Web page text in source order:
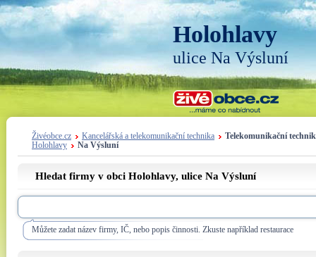
Holohlavy
ulice Na Výsluní
Živéobce.cz Kancelářská a telekomunikační technika
Telekomunikační
Holohlavy
Na Výsluní
Hledat firmy v obci Holohlavy, ulice Na Výsluní
Můžete zadat název firmy, IČ, nebo popis činnosti. Zkuste například restaurace